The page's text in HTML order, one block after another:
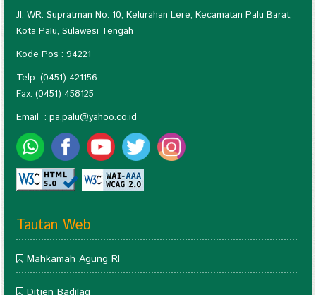
Jl. WR. Supratman No. 10, Kelurahan Lere, Kecamatan Palu Barat,
Kota Palu, Sulawesi Tengah
Kode Pos : 94221
Telp: (0451) 421156
Fax: (0451) 458125
Email : pa.palu@yahoo.co.id
Tautan Web
Mahkamah Agung RI